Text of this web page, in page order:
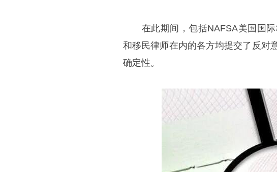
在此期间，包括NAFSA美国国际
和移民律师在内的各方均提交了反对
确定性。